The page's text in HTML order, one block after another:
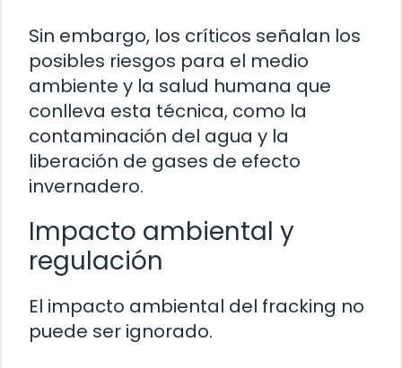
Sin embargo, los críticos señalan los
posibles riesgos para el medio
ambiente y la salud humana que
conlleva esta técnica, como la
contaminación del agua y la
liberación de gases de efecto
invernadero.
Impacto ambiental y
regulación
El impacto ambiental del fracking no
puede ser ignorado.